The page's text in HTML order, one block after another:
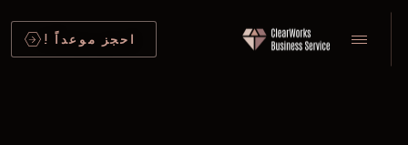
احجز موعداً !